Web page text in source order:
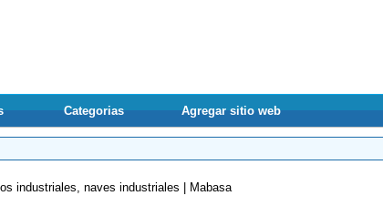
Categorias Agregar sitio web
industriales, naves industriales | Mabasa